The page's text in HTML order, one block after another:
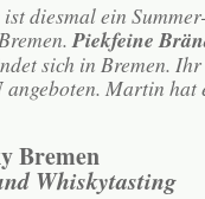
diesmal ein
Piekfeine
sich in Bremen.
angeboten. Martin hat
Bremen
Whiskytasting